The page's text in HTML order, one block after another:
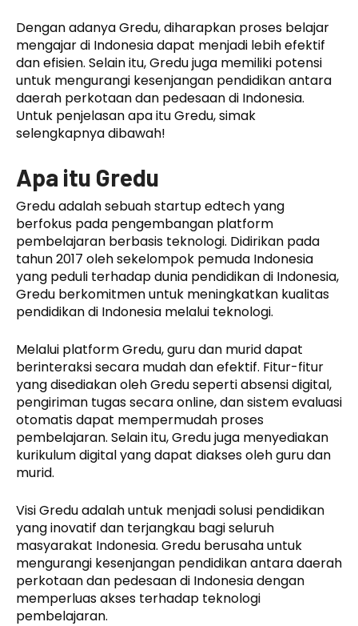
Dengan adanya Gredu, diharapkan proses belajar
mengajar di Indonesia dapat menjadi lebih efektif
dan efisien. Selain itu, Gredu juga memiliki potensi
untuk mengurangi kesenjangan pendidikan antara
daerah perkotaan dan pedesaan di Indonesia.
Untuk penjelasan apa itu Gredu, simak
selengkapnya dibawah!
Apa itu Gredu
Gredu adalah sebuah startup edtech yang
berfokus pada pengembangan platform
pembelajaran berbasis teknologi. Didirikan pada
tahun 2017 oleh sekelompok pemuda Indonesia
yang peduli terhadap dunia pendidikan di Indonesia,
Gredu berkomitmen untuk meningkatkan kualitas
pendidikan di Indonesia melalui teknologi.
Melalui platform Gredu, guru dan murid dapat
berinteraksi secara mudah dan efektif. Fitur-fitur
yang disediakan oleh Gredu seperti absensi digital,
pengiriman tugas secara online, dan sistem evaluasi
otomatis dapat mempermudah proses
pembelajaran. Selain itu, Gredu juga menyediakan
kurikulum digital yang dapat diakses oleh guru dan
murid.
Visi Gredu adalah untuk menjadi solusi pendidikan
yang inovatif dan terjangkau bagi seluruh
masyarakat Indonesia. Gredu berusaha untuk
mengurangi kesenjangan pendidikan antara daerah
perkotaan dan pedesaan di Indonesia dengan
memperluas akses terhadap teknologi
pembelajaran.